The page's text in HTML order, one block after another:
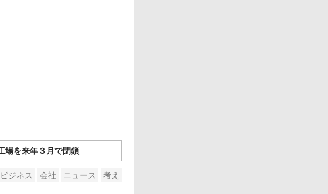
場を来年３月で閉鎖
ビジネス 会社 ニュース 考え